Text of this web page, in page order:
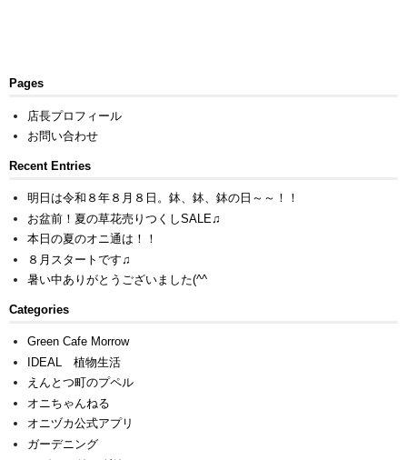
Pages
店長プロフィール
お問い合わせ
Recent Entries
明日は令和８年８月８日。鉢、鉢、鉢の日～～！！
お盆前！夏の草花売りつくしSALE♫
本日の夏のオニ通は！！
８月スタートです♫
暑い中ありがとうございました(^^ゞ
Categories
Green Cafe Morrow
IDEAL 植物生活
えんとつ町のプペル
オニちゃんねる
オニヅカ公式アプリ
ガーデニング